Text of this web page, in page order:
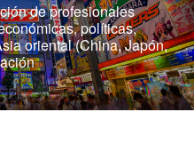
de profesionales
políticas,
oriental (China, Japón,